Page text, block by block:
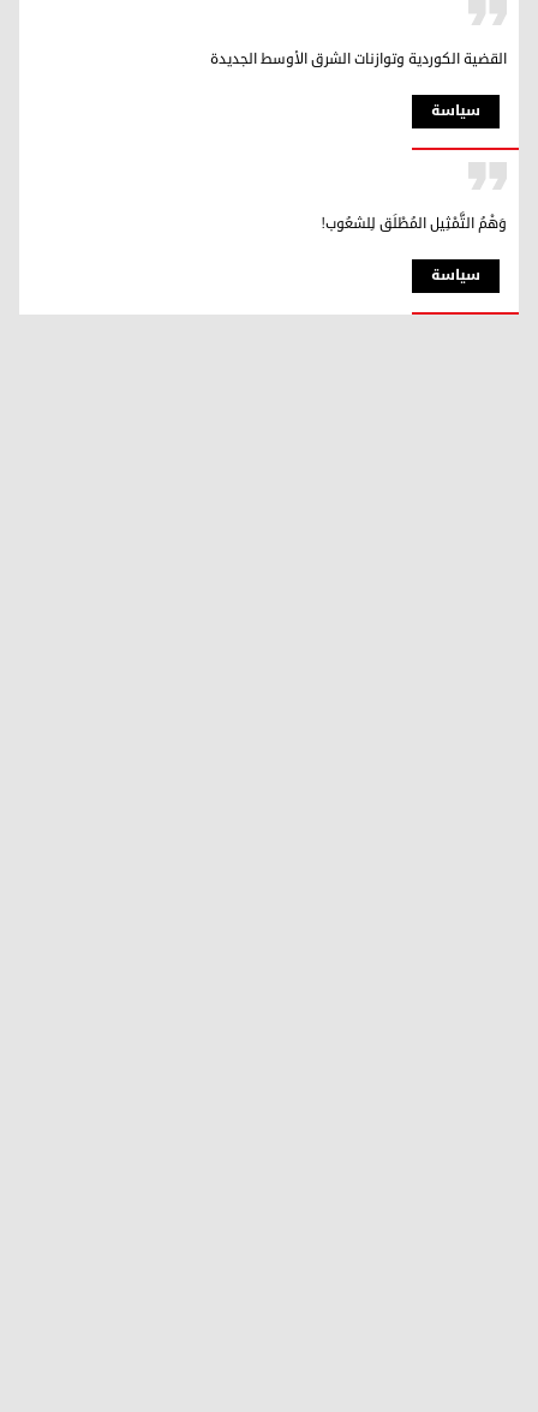
سیاسة
القضية الكوردية وتوازنات الشرق الأوسط الجديدة
سیاسة
وَهْمُ التَّمْثِيل المُطْلَق لِلشعُوب!